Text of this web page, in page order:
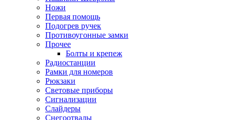
Ножи
Первая помощь
Подогрев ручек
Противоугонные замки
Прочее
Болты и крепеж
Радиостанции
Рамки для номеров
Рюкзаки
Световые приборы
Сигнализации
Слайдеры
Снегоотвалы